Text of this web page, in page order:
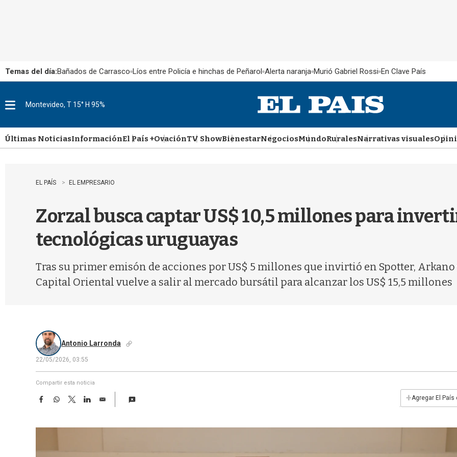
Temas del día:Bañados de Carrasco Líos entre Policía e hinchas de Peñarol Alerta naranja Murió Gabriel Rossi En Clave País
u
Montevideo, T 15° H 95%
Últimas NoticiasInformaciónEl País +OvaciónTV ShowBienestarNegociosMundoRuralesNarrativas visuales
EL PAÍS EL EMPRESARIO
Zorzal busca captar US$ 10,5 millones para
tecnológicas uruguayas
Tras su primer emisón de acciones por US$ 5 millones que invirtió en Spotter,
Capital Oriental vuelve a salir al mercado bursátil para alcanzar los US$ 15,5 millones
Antonio Larronda
22/05/2026, 03:55
Compartir esta noticia
F
e
W
t
T
w
t
L
k
E
i
+Agregar El País